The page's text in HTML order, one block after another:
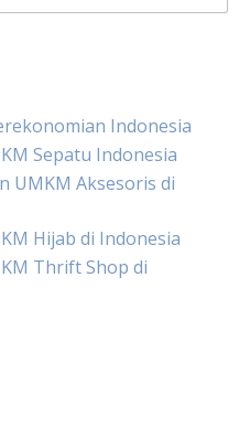
Indonesia
Sepatu Indonesia
UMKM Aksesoris di
Hijab di Indonesia
Thrift Shop di